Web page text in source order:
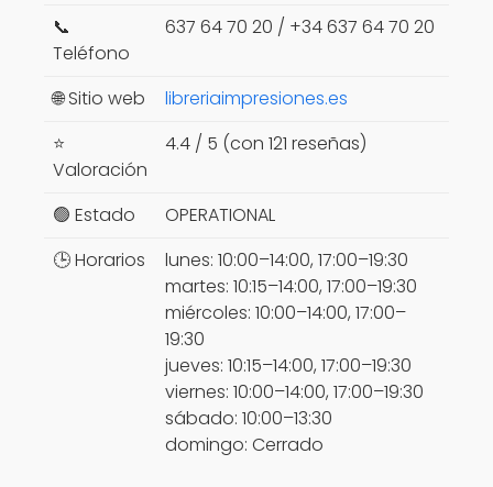
📞
Teléfono
637 64 70 20 / +34 637 64 70 20
🌐 Sitio web
libreriaimpresiones.es
⭐
Valoración
4.4 / 5 (con 121 reseñas)
🟢 Estado
OPERATIONAL
🕒 Horarios
lunes: 10:00–14:00, 17:00–19:30
martes: 10:15–14:00, 17:00–19:30
miércoles: 10:00–14:00, 17:00–
19:30
jueves: 10:15–14:00, 17:00–19:30
viernes: 10:00–14:00, 17:00–19:30
sábado: 10:00–13:30
domingo: Cerrado